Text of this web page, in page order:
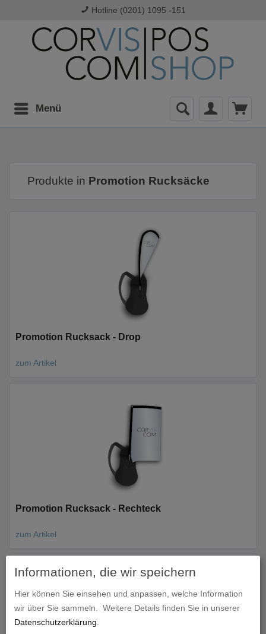
Hotline (0201) 1095 -151
Menü
Produkte in Promotion Rucksäcke
Promotion Rucksack - Drop
zum Artikel
Promotion Rucksack - Rechteck
zum Artikel
Informationen, die wir speichern
Hier können Sie einsehen und anpassen, welche Information
wir über Sie sammeln.
Weitere Details finden Sie in unserer
Datenschutzerklärung